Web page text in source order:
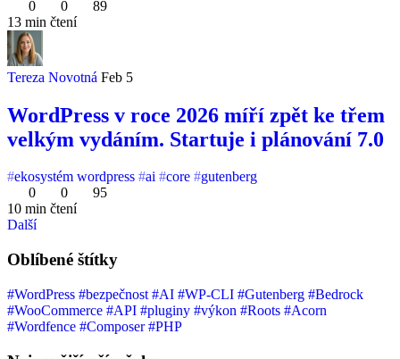
0
0
89
13 min čtení
Tereza Novotná Feb 5
WordPress v roce 2026 míří zpět ke třem
velkým vydáním. Startuje i plánování 7.0
ekosystém wordpress ai core
gutenberg
0
0
95
10 min čtení
Další
Oblíbené štítky
#WordPress #bezpečnost #AI #WP-CLI #Gutenberg #Bedrock
#WooCommerce #API #pluginy #výkon #Roots #Acorn
#Wordfence #Composer#PHP